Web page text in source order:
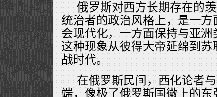
俄罗斯对西方长期存在的
统治者的政治风格上，是一
会现代化，一方面保持与亚
这种现象从彼得大帝延绵到
战时代。
在俄罗斯民间，西化论者
端，像极了俄罗斯国徽上的